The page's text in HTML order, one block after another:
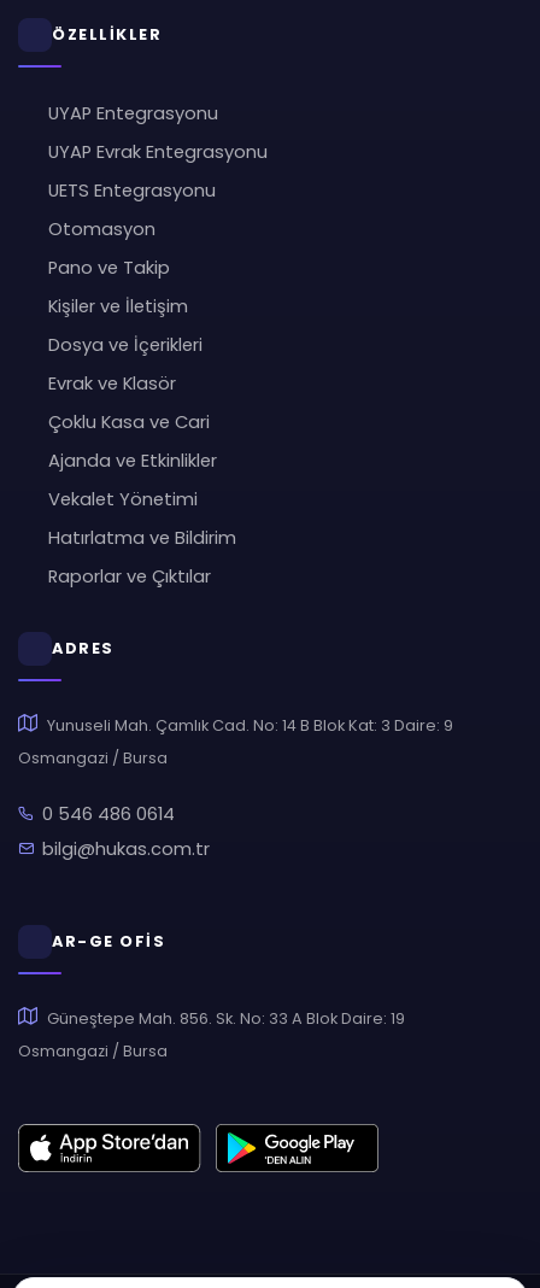
ÖZELLİKLER
UYAP Entegrasyonu
UYAP Evrak Entegrasyonu
UETS Entegrasyonu
Otomasyon
Pano ve Takip
Kişiler ve İletişim
Dosya ve İçerikleri
Evrak ve Klasör
Çoklu Kasa ve Cari
Ajanda ve Etkinlikler
Vekalet Yönetimi
Hatırlatma ve Bildirim
Raporlar ve Çıktılar
ADRES
Yunuseli Mah. Çamlık Cad. No: 14 B Blok Kat: 3 Daire: 9
Osmangazi / Bursa
0 546 486 0614
bilgi@hukas.com.tr
AR-GE OFİS
Güneştepe Mah. 856. Sk. No: 33 A Blok Daire: 19
Osmangazi / Bursa